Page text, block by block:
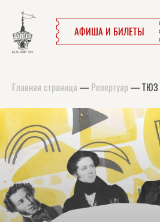
АФИША И БИЛЕТЫ
Главная страница —Репертуар—ТЮЗ